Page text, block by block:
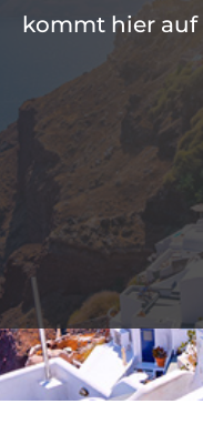
kommt hier auf